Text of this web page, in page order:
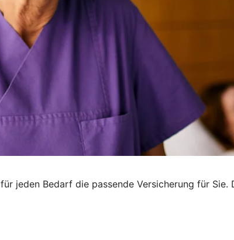
jeden Bedarf die passende Versicherung für